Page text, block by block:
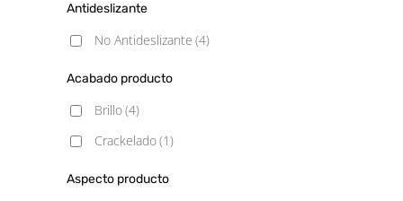
Antideslizante
No Antideslizante (4)
Acabado producto
Brillo(4)
Crackelado(1)
Aspecto producto